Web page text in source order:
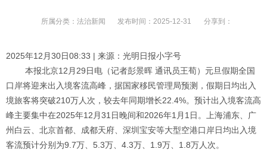
所属分类： 法治新闻 发布时间： 2025-12-31 分享到：
2025年12月30日08:33 | 来源：光明日报小字号
本报北京12月29日电（记者彭景晖 通讯员王荀）元旦假期全国
口岸将迎来出入境客流高峰，据国家移民管理局预测，假期日均出入
境旅客将突破210万人次，较去年同期增长22.4%。预计出入境客流高
峰主要集中在2025年12月31日晚间和2026年1月1日。上海浦东、广
州白云、北京首都、成都天府、深圳宝安等大型空港口岸日均出入境
客流预计分别为9.7万、5.3万、4.3万、1.9万、1.8万人次。